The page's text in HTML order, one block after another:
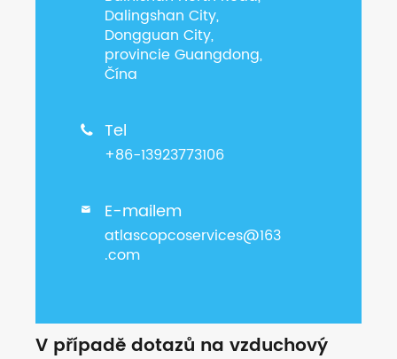
Dalingshan City,
Dongguan City,
provincie Guangdong,
Čína
 Tel
+86-13923773106
 E-mailem
atlascopcoservices@163
.com
V případě dotazů na vzduchový